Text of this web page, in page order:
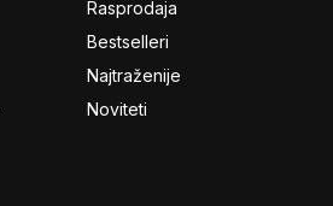
Rasprodaja
Bestselleri
Najtraženije
Noviteti